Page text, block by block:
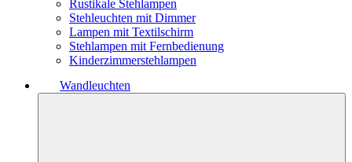
Rustikale Stehlampen
Stehleuchten mit Dimmer
Lampen mit Textilschirm
Stehlampen mit Fernbedienung
Kinderzimmerstehlampen
Wandleuchten